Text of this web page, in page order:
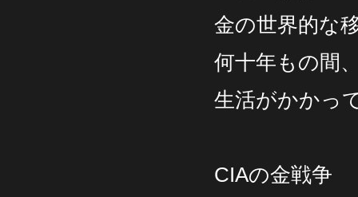
金の世界的な
何十年もの間
生活がかかっ
CIAの金戦争